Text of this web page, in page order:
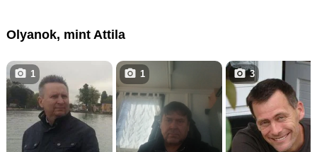
Olyanok, mint Attila
1 1 3